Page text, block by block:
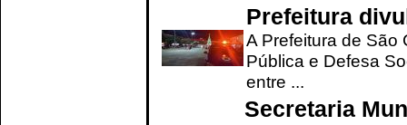
Prefeitura
A Prefeitura de São
Pública e Defesa
entre ...
Secretaria